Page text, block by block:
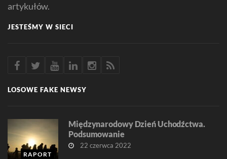
artykułów.
JESTEŚMY W SIECI
LOSOWE FAKE NEWSY
RAPORT
Międzynarodowy Dzień Uchodźctwa.
Podsumowanie
22 czerwca 2022